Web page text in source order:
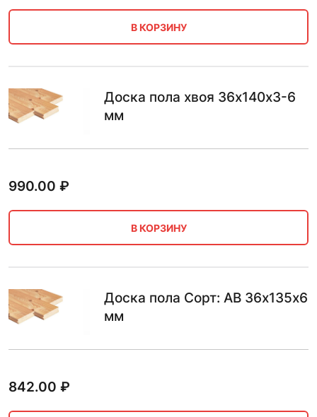
В КОРЗИНУ
Доска пола хвоя 36х140х3-6
мм
990.00 ₽
В КОРЗИНУ
Доска пола Сорт: AB 36х135х6
мм
842.00 ₽